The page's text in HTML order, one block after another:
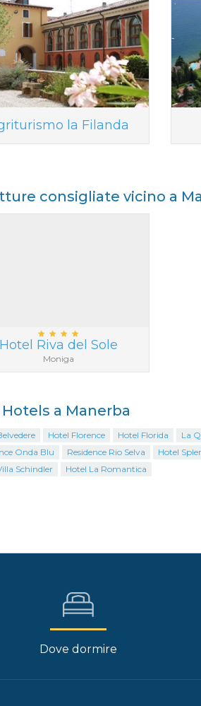
la Filanda
consigliate vicino a
Hotel Riva del Sole
Moniga
a Manerba
Hotel Florence Hotel Florida La
Onda Blu
Residence Rio Selva Hotel
Schindler
Hotel La Romantica
Dove dormire